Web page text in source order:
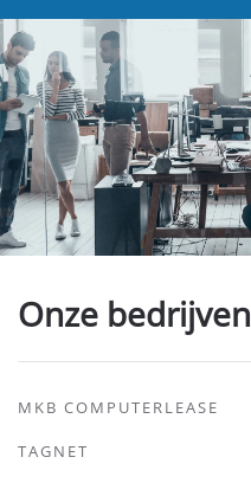
Onze bedrijven
MKB COMPUTERLEASE
TAGNET